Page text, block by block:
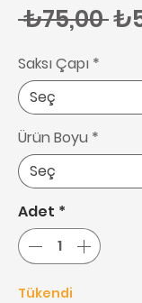
₺75,00
Saksı Çapı *
Ürün Boyu *
Adet *
Tükendi